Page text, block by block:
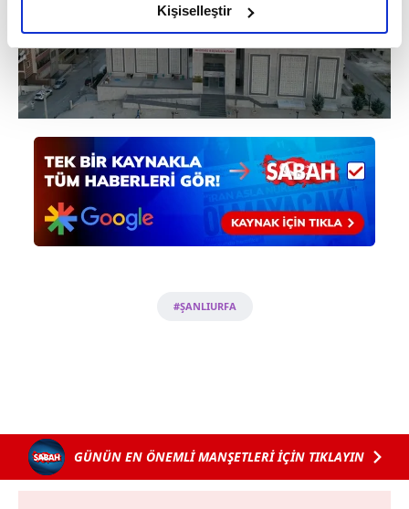
olduğunu ve sizlere en iyi içerikleri sunabilmek adına
elimizden gelen çabayı gösterdiğimizi ve bu noktada,
reklamların maliyetlerimizi karşılamak noktasında tek gelir
kalemimiz olduğunu sizlere hatırlatmak isteriz.
Her halükârda, kullanıcılar, bu çerezlere izin vermedikleri
takdirde, kullanıcılara hedefli reklamlar
gösterilmeyecektir."
Sizlere daha iyi bir hizmet sunabilmek için İnternet
Sitemizde kendimize ve üçüncü kişilere ait çerezler
kullanılmaktadır. Bu çerezler vasıtasıyla çeşitli kişisel
kullanılmaktadır. Diğer çerezler, sitemizin daha işlevsel
vasıtasıyla belirleyebilirsiniz. Çerezlere ilişkin detaylı bilgi
için Ayarlar butonuna tıklayabilir, Çerez Bilgilendirme
Metnimiziziyaret edebilirsiniz.
Kişiselleştir
#ŞANLIURFA
GÜNÜN EN ÖNEMLİ MANŞETLERİ İÇİN TIKLAYIN